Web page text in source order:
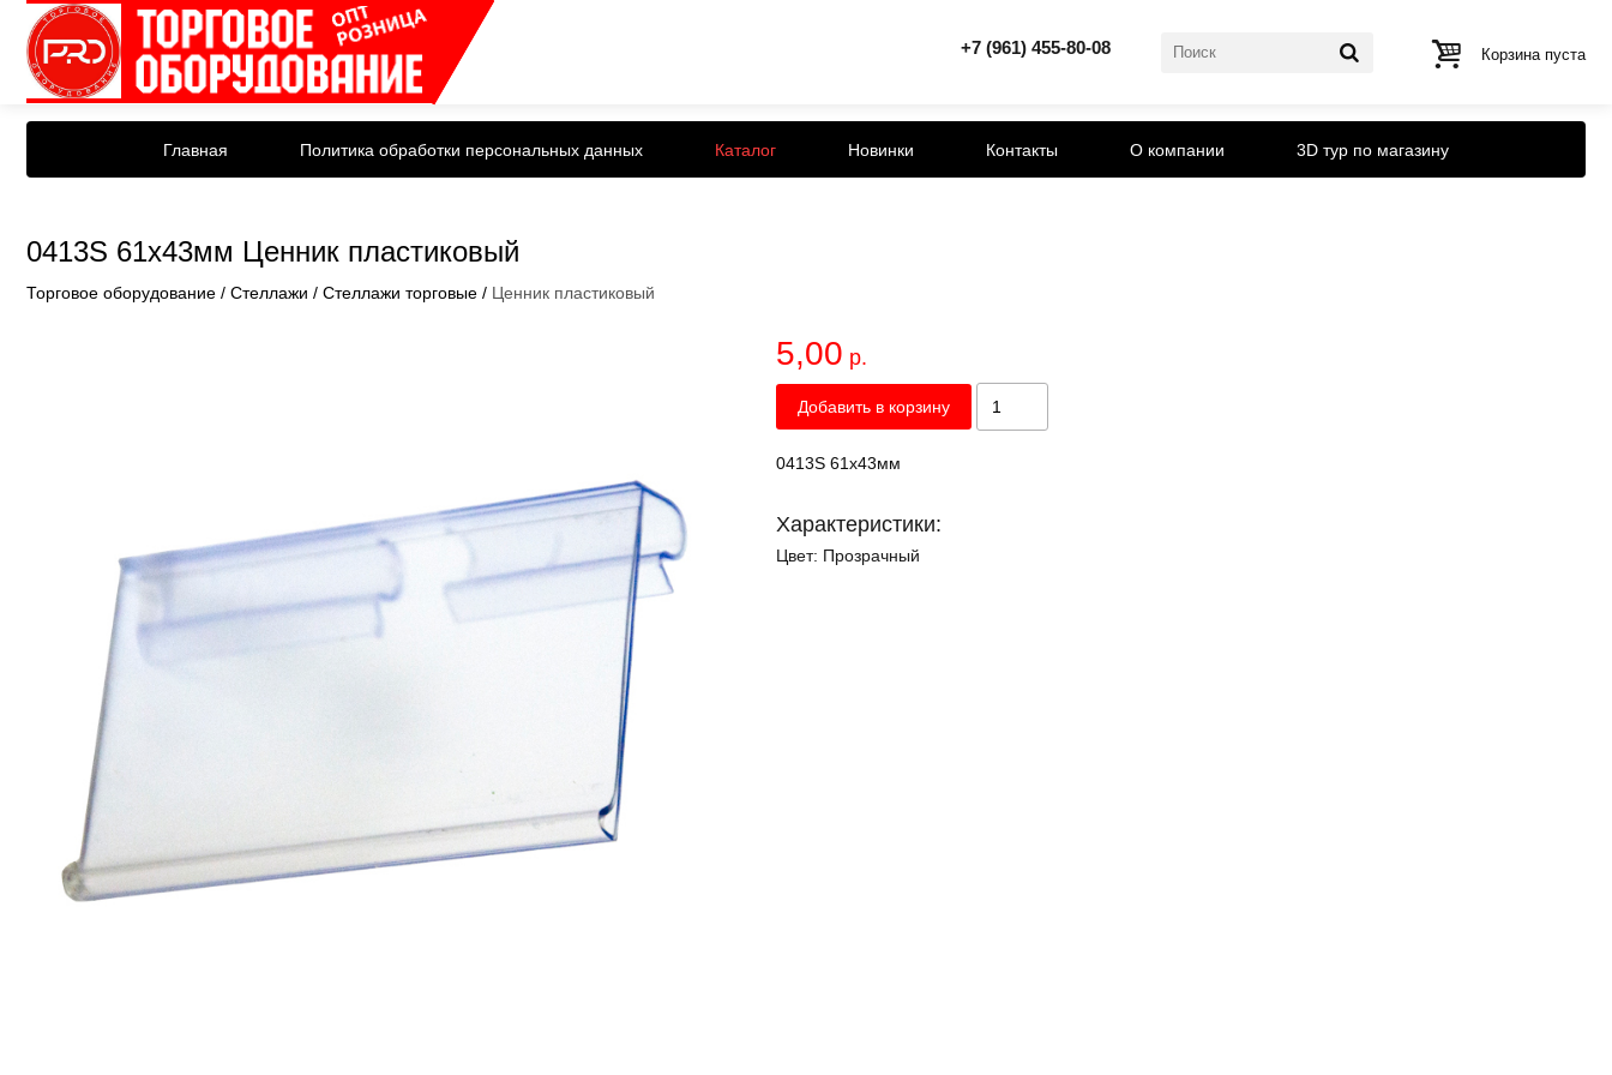
Корзина пуста
+7 (961) 455-80-08
Главная Политика обработки персональных данных Каталог Новинки Контакты О компании 3D тур по магазину
0413S 61х43мм Ценник пластиковый
Торговое оборудование / Стеллажи / Стеллажи торговые / Ценник пластиковый
5,00 р.
Добавить в корзину
0413S 61х43мм
Характеристики:
Цвет: Прозрачный